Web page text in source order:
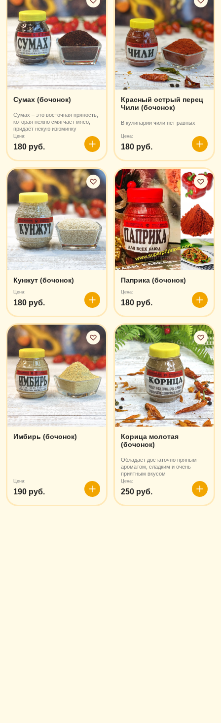
Сумах (бочонок)
Сумах – это восточная пряность,
которая нежно смягчает мясо,
придаёт некую изюминку
Цена:
180 руб.
В
корзину
Красный острый перец
Чили (бочонок)
В кулинарии чили нет равных
Цена:
180 руб.
В
Кунжут (бочонок)
Цена:
180 руб.
В
корзину
Паприка (бочонок)
Цена:
180 руб.
В
Имбирь (бочонок)
Цена:
190 руб.
В
корзину
Корица молотая
(бочонок)
Обладает достаточно пряным
ароматом, сладким и очень
приятным вкусом
Цена:
250 руб.
В